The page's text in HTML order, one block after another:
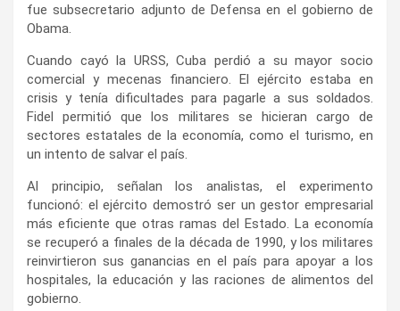
fue subsecretario adjunto de Defensa en el gobierno de
Obama.
Cuando cayó la URSS, Cuba perdió a su mayor socio
comercial y mecenas financiero. El ejército estaba en
crisis y tenía dificultades para pagarle a sus soldados.
Fidel permitió que los militares se hicieran cargo de
sectores estatales de la economía, como el turismo, en
un intento de salvar el país.
Al principio, señalan los analistas, el experimento
funcionó: el ejército demostró ser un gestor empresarial
más eficiente que otras ramas del Estado. La economía
se recuperó a finales de la década de 1990, y los militares
reinvirtieron sus ganancias en el país para apoyar a los
hospitales, la educación y las raciones de alimentos del
gobierno.